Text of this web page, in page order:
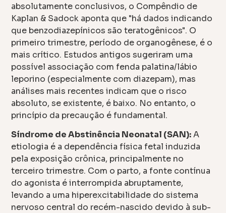
absolutamente conclusivos, o Compêndio de
Kaplan & Sadock aponta que "há dados indicando
que benzodiazepínicos são teratogênicos". O
primeiro trimestre, período de organogênese, é o
mais crítico. Estudos antigos sugeriram uma
possível associação com fenda palatina/lábio
leporino (especialmente com diazepam), mas
análises mais recentes indicam que o risco
absoluto, se existente, é baixo. No entanto, o
princípio da precaução é fundamental.
Síndrome de Abstinência Neonatal (SAN):A
etiologia é a dependência física fetal induzida
pela exposição crônica, principalmente no
terceiro trimestre. Com o parto, a fonte contínua
do agonista é interrompida abruptamente,
levando a uma hiperexcitabilidade do sistema
nervoso central do recém-nascido devido à sub-